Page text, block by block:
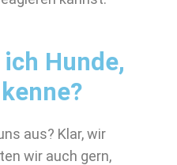
Hunde,
aus? Klar, wir
wir auch gern,